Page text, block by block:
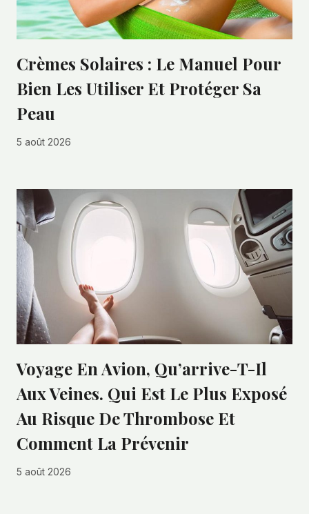
Crèmes Solaires : Le Manuel Pour
Bien Les Utiliser Et Protéger Sa
Peau
5 août 2026
Voyage En Avion, Qu’arrive-T-Il
Aux Veines. Qui Est Le Plus Exposé
Au Risque De Thrombose Et
Comment La Prévenir
5 août 2026